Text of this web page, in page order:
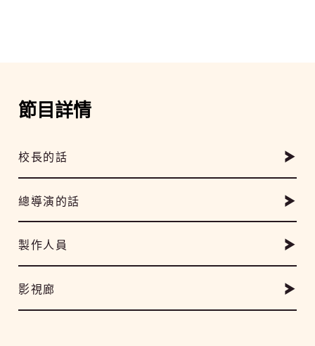
節目詳情
校長的話
總導演的話
製作人員
影視廊